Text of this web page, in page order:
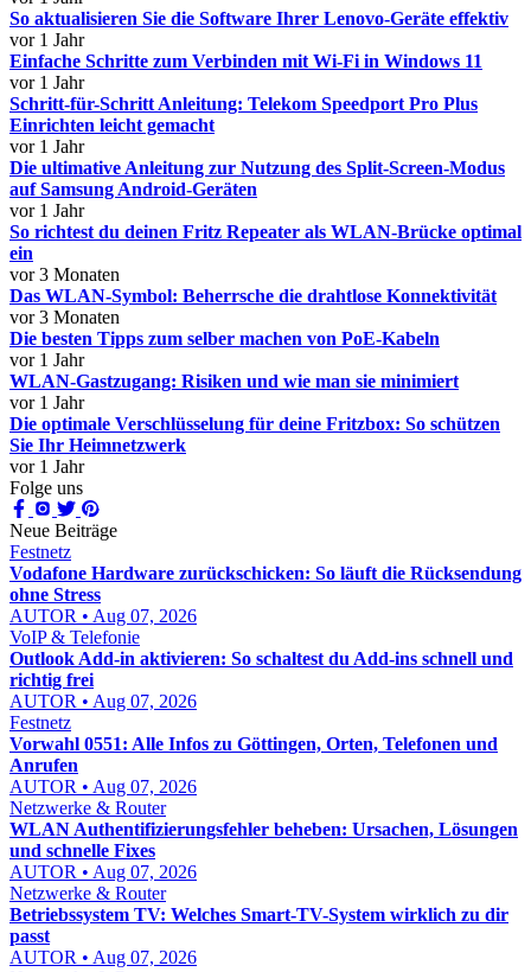
So aktualisieren Sie die Software Ihrer Lenovo-Geräte effektiv
vor 1 Jahr
Einfache Schritte zum Verbinden mit Wi-Fi in Windows 11
vor 1 Jahr
Schritt-für-Schritt Anleitung: Telekom Speedport Pro Plus
Einrichten leicht gemacht
vor 1 Jahr
Die ultimative Anleitung zur Nutzung des Split-Screen-Modus
auf Samsung Android-Geräten
vor 1 Jahr
So richtest du deinen Fritz Repeater als WLAN-Brücke optimal
ein
vor 3 Monaten
Das WLAN-Symbol: Beherrsche die drahtlose Konnektivität
vor 3 Monaten
Die besten Tipps zum selber machen von PoE-Kabeln
vor 1 Jahr
WLAN-Gastzugang: Risiken und wie man sie minimiert
vor 1 Jahr
Die optimale Verschlüsselung für deine Fritzbox: So schützen
Sie Ihr Heimnetzwerk
vor 1 Jahr
Folge uns
Neue Beiträge
Festnetz
Vodafone Hardware zurückschicken: So läuft die Rücksendung
ohne Stress
AUTOR • Aug 07, 2026
VoIP & Telefonie
Outlook Add-in aktivieren: So schaltest du Add-ins schnell und
richtig frei
AUTOR • Aug 07, 2026
Festnetz
Vorwahl 0551: Alle Infos zu Göttingen, Orten, Telefonen und
Anrufen
AUTOR • Aug 07, 2026
Netzwerke & Router
WLAN Authentifizierungsfehler beheben: Ursachen, Lösungen
und schnelle Fixes
AUTOR • Aug 07, 2026
Netzwerke & Router
Betriebssystem TV: Welches Smart-TV-System wirklich zu dir
passt
AUTOR • Aug 07, 2026